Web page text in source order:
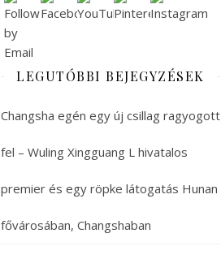
LEGUTÓBBI BEJEGYZÉSEK
Changsha egén egy új csillag ragyogott
fel – Wuling Xingguang L hivatalos
premier és egy röpke látogatás Hunan
fővárosában, Changshaban